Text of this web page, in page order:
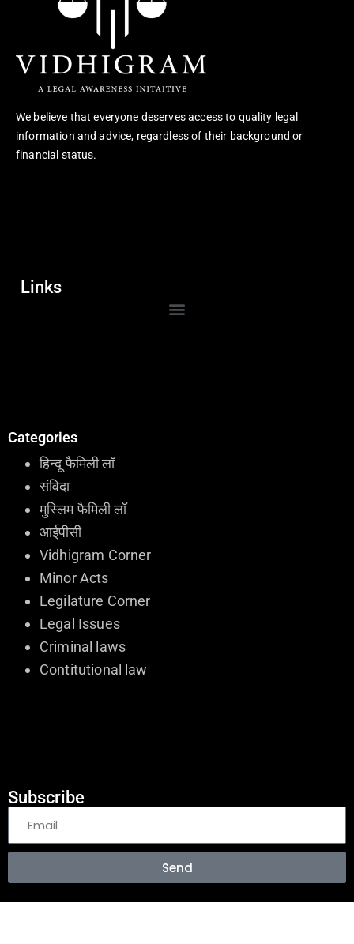
We believe that everyone deserves access to quality legal
information and advice, regardless of their background or
financial status.
Links
Categories
हिन्दू फैमिली लॉ
संविदा
मुस्लिम फैमिली लॉ
आईपीसी
Vidhigram Corner
Minor Acts
Legilature Corner
Legal Issues
Criminal laws
Contitutional law
Subscribe
Send